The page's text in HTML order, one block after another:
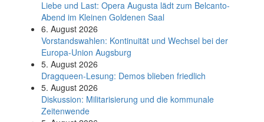
Liebe und Last: Opera Augusta lädt zum Belcanto-
Abend im Kleinen Goldenen Saal
6. August 2026
Vorstandswahlen: Kontinuität und Wechsel bei der
Europa-Union Augsburg
5. August 2026
Dragqueen-Lesung: Demos blieben friedlich
5. August 2026
Diskussion: Mi­li­ta­ri­sie­rung und die kommunale
Zeitenwende